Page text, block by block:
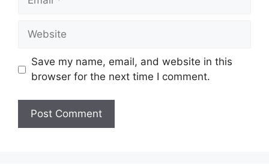
Website
Save my name, email, and website in this
browser for the next time I comment.